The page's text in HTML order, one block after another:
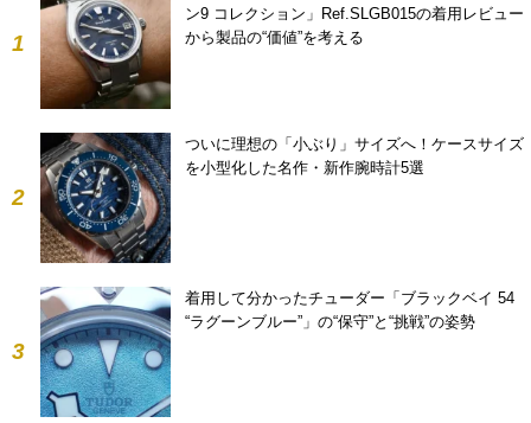
1
ン9 コレクション」Ref.SLGB015の着用レビュー
から製品の“価値”を考える
2
ついに理想の「小ぶり」サイズへ！ケースサイズ
を小型化した名作・新作腕時計5選
3
着用して分かったチューダー「ブラックベイ 54
“ラグーンブルー”」の“保守”と“挑戦”の姿勢